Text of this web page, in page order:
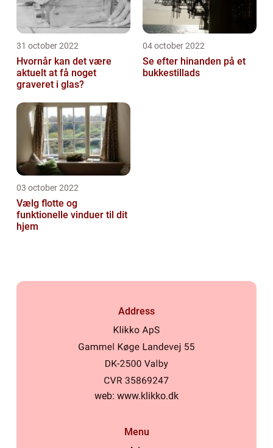
31 october 2022
Hvornår kan det være
aktuelt at få noget
graveret i glas?
04 october 2022
Se efter hinanden på et
bukkestillads
03 october 2022
Vælg flotte og
funktionelle vinduer til dit
hjem
Address
web: www.klikko.dk
Menu